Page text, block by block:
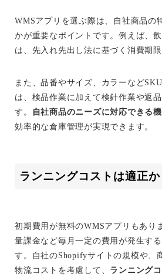
WMSアプリを選ぶ際は、自社商品の
かが重要なポイントです。例えば、
は、先入れ先出し法に基づく消費期
また、品番やサイズ、カラーなど
は、検品作業に加えて検針作業や返
す。
自社商品のニーズに対応できる
効率的な倉庫管理が実現できます。
ランニングコストは適正か
初期費用が無料のWMSアプリもあり
量課金など毎月一定の費用が発生す
す。自社のShopifyサイトの規模や、
物流コストを考慮して、 ランニング